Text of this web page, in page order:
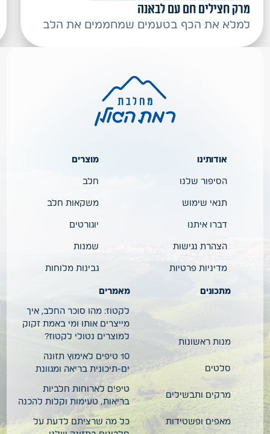
מרק חצילים חם עם לבאנה
למלא את הכף בטעמים שמחממים את הלב
אודותינו
הסיפור שלנו
תנאי שימוש
דברו איתנו
הצהרת נגישות
מדיניות פרטיות
מוצרים
חלב
משקאות חלב
יוגורטים
שמנות
גבינות מלוחות
מתכונים
מנות ראשונות
סלטים
מרקים ותבשילים
מאפים ופשטידות
מאמרים
לקטוז: מהו סוכר החלב, איך
מייצרים אותו ומי באמת זקוק
למוצרים נטולי לקטוז?
10 טיפים לאימוץ תזונה
ים-תיכונית בריאה ומגוונת
טיפים לארוחות חלביות
בריאות, טעימות וקלות להכנה
כל מה שרציתם לדעת על